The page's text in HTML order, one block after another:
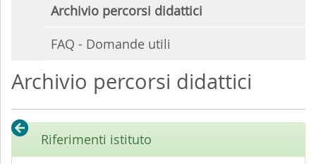
Archivio percorsi didattici
FAQ - Domande utili
Archivio percorsi didattici
Riferimenti istituto